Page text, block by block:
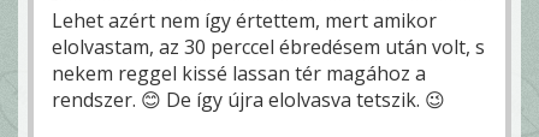
Lehet azért nem így értettem, mert amikor
elolvastam, az 30 perccel ébredésem után volt, s
nekem reggel kissé lassan tér magához a
rendszer. 😊 De így újra elolvasva tetszik. 😉